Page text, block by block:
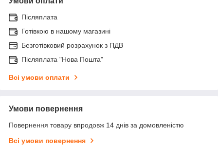
Післяплата
Готівкою в нашому магазині
Безготівковий розрахунок з ПДВ
Післяплата "Нова Пошта"
Всі умови оплати
Умови повернення
Повернення товару впродовж 14 днів за домовленістю
Всі умови повернення